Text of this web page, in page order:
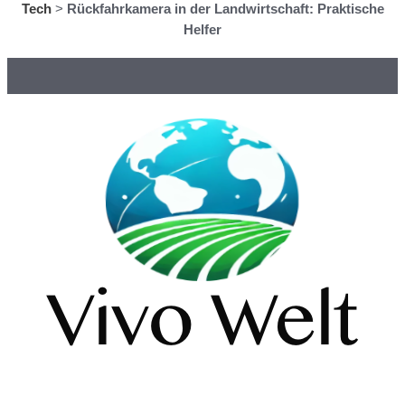
Tech> Rückfahrkamera in der Landwirtschaft: Praktische
Helfer